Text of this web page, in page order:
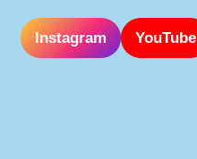
Instagram YouTube